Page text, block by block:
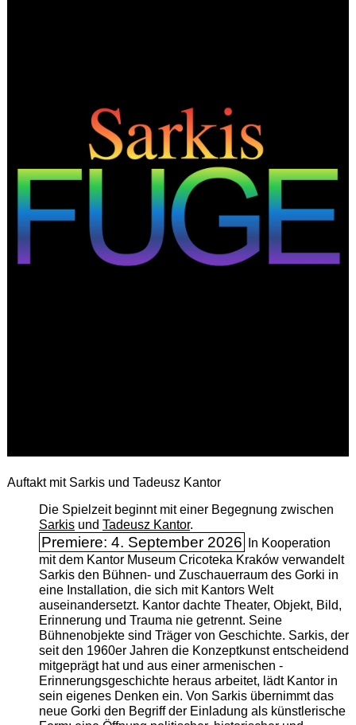
Auftakt mit Sarkis und Tadeusz Kantor
Die Spielzeit beginnt mit einer Begegnung zwischen
Sarkisund Tadeusz Kantor.
Premiere: 4. September 2026
In Kooperation
mit dem Kantor Museum Cricoteka Kraków verwandelt
Sarkis den Bühnen- und Zuschauerraum des Gorki in
eine Installation, die sich mit Kantors Welt
auseinandersetzt. Kantor dachte Theater, Objekt, Bild,
Erinnerung und Trauma nie getrennt. Seine
Bühnenobjekte sind Träger von Geschichte. Sarkis, der
seit den 1960er Jahren die Konzeptkunst entscheidend
mitgeprägt hat und aus einer armenischen ­
Erinnerungsgeschichte heraus arbeitet, lädt Kantor in
sein eigenes Denken ein. Von Sarkis übernimmt das
neue Gorki den Begriff der Einladung als künstlerische